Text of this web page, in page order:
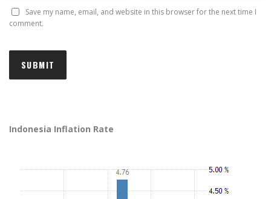
Save my name, email, and website in this browser for the next time I
comment.
Indonesia Inflation Rate